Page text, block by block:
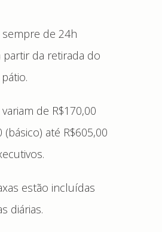
sempre de 24h
partir da retirada do
de R$170,00
(básico) até R$605,00
estão incluídas
diárias.